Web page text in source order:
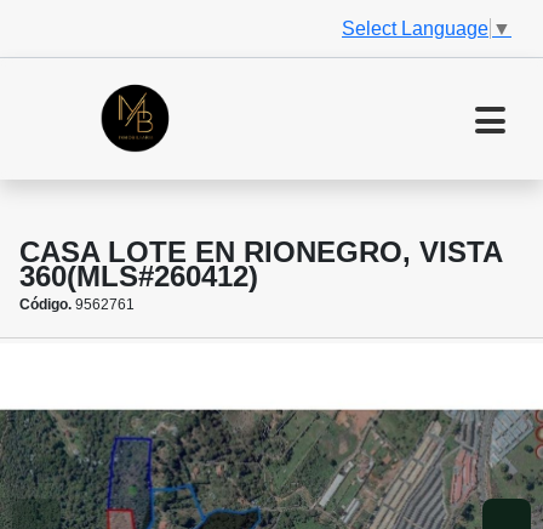
Select Language ▼
CASA LOTE EN RIONEGRO, VISTA
360(MLS#260412)
Código. 9562761